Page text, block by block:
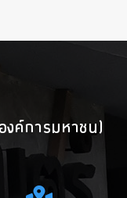
งค์การมหาชน)